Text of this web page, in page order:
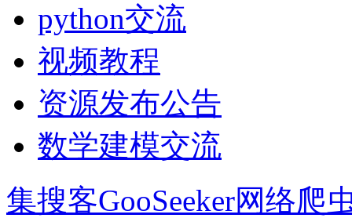
python交流
视频教程
资源发布公告
数学建模交流
集搜客GooSeeker网络爬